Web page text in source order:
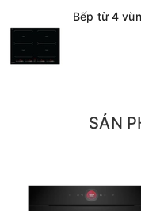
Bếp từ 4
SẢN